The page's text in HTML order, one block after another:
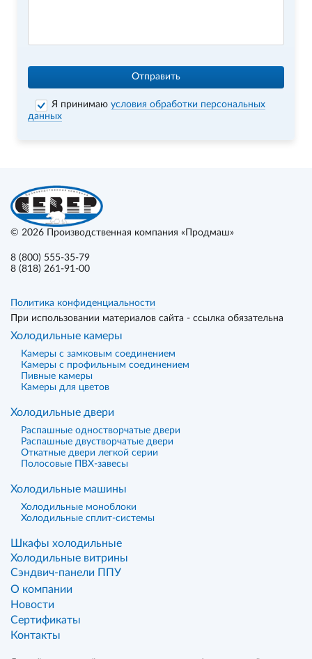
Отправить
Я принимаюусловия обработки персональных
данных
© 2026 Производственная компания «Продмаш»
8 (800) 555-35-79
8 (818) 261-91-00
Политика конфиденциальности
При использовании материалов сайта - ссылка обязательна
Холодильные камеры
Камеры с замковым соединением
Камеры с профильным соединением
Пивные камеры
Камеры для цветов
Холодильные двери
Распашные одностворчатые двери
Распашные двустворчатые двери
Откатные двери легкой серии
Полосовые ПВХ-завесы
Холодильные машины
Холодильные моноблоки
Холодильные сплит-системы
Шкафы холодильные
Холодильные витрины
Сэндвич-панели ППУ
О компании
Новости
Сертификаты
Контакты